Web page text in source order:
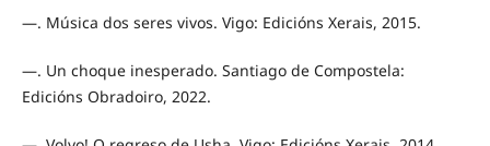
—. Música dos seres vivos. Vigo: Edicións Xerais, 2015.
—. Un choque inesperado. Santiago de Compostela:
Edicións Obradoiro, 2022.